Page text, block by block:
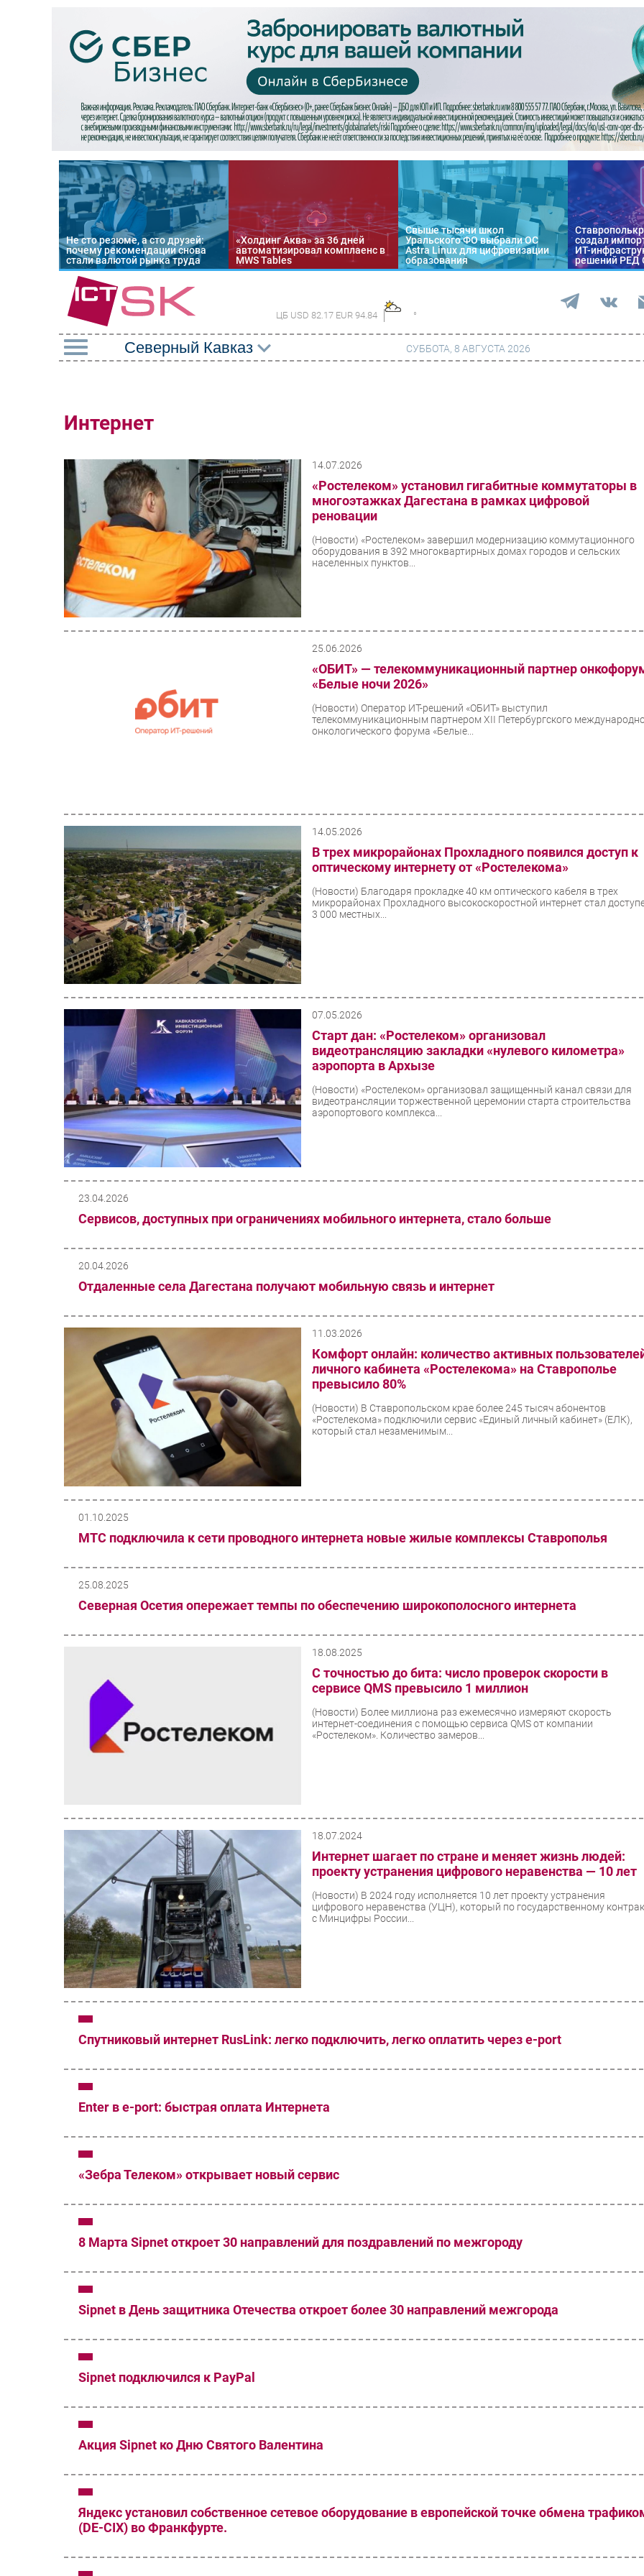
Не сто резюме, а сто друзей:
почему рекомендации снова
стали валютой рынка труда
«Холдинг Аква» за 36 дней
автоматизировал комплаенс в
MWS Tables
Свыше тысячи школ
Уральского ФО выбрали ОС
Astra Linux для цифровизации
образования
создал
ИТ-
решений РЕД
ЦБ USD 82.17 EUR 94.84 °
Импорто­замещение
Промышленности
Интернет
Мобильная связь
Фиксированная связь
Интеграция
Рынок ПК
Оборудование
ПО
Outsourcing
Кадры
Регулирование
Инновации
Гаджеты
СУББОТА, 8 АВГУСТА 2026
Интернет
14.07.2026
«Ростелеком» установил гигабитные коммутаторы в
многоэтажках Дагестана в рамках цифровой
реновации
(Новости) «Ростелеком» завершил модернизацию коммутационного
оборудования в 392 многоквартирных домах городов и сельских
населенных пунктов...
25.06.2026
«ОБИТ» — телекоммуникационный партнер
«Белые ночи 2026»
(Новости) Оператор ИТ-решений «ОБИТ» выступил
телекоммуникационным партнером XII Петербургского
онкологического форума «Белые...
14.05.2026
В трех микрорайонах Прохладного появился доступ к
оптическому интернету от «Ростелекома»
(Новости) Благодаря прокладке 40 км оптического кабеля в трех
микрорайонах Прохладного высокоскоростной интернет стал
3 000 местных...
07.05.2026
Старт дан: «Ростелеком» организовал
видеотрансляцию закладки «нулевого километра»
аэропорта в Архызе
(Новости) «Ростелеком» организовал защищенный канал связи для
видеотрансляции торжественной церемонии старта строительства
аэропортового комплекса...
23.04.2026
Сервисов, доступных при ограничениях мобильного интернета, стало больше
20.04.2026
Отдаленные села Дагестана получают мобильную связь и интернет
11.03.2026
Комфорт онлайн: количество активных
личного кабинета «Ростелекома» на Ставрополье
превысило 80%
(Новости) В Ставропольском крае более 245 тысяч абонентов
«Ростелекома» подключили сервис «Единый личный кабинет» (ЕЛК),
который стал незаменимым...
01.10.2025
МТС подключила к сети проводного интернета новые жилые комплексы Ставрополья
25.08.2025
Северная Осетия опережает темпы по обеспечению широкополосного интернета
18.08.2025
С точностью до бита: число проверок скорости в
сервисе QMS превысило 1 миллион
(Новости) Более миллиона раз ежемесячно измеряют скорость
интернет-соединения с помощью сервиса QMS от компании
«Ростелеком». Количество замеров...
18.07.2024
Интернет шагает по стране и меняет жизнь людей:
проекту устранения цифрового неравенства — 10 лет
(Новости) В 2024 году исполняется 10 лет проекту устранения
цифрового неравенства (УЦН), который по государственному
с Минцифры России...
Спутниковый интернет RusLink: легко подключить, легко оплатить через e-port
Enter в e-port: быстрая оплата Интернета
«Зебра Телеком» открывает новый сервис
8 Марта Sipnet откроет 30 направлений для поздравлений по межгороду
Sipnet в День защитника Отечества откроет более 30 направлений межгорода
Sipnet подключился к PayPal
Акция Sipnet ко Дню Святого Валентина
Яндекс установил собственное сетевое оборудование в европейской точке обмена
(DE-CIX) во Франкфурте.